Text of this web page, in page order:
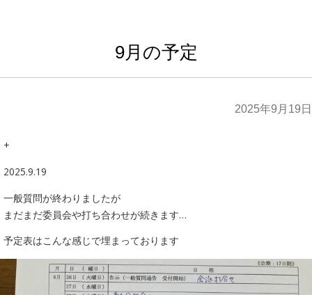
9月の予定
2025年9月19日
+
2025.9.19
一般質問が終わりましたが
まだまだ委員会や打ち合わせが続きます…
予定表はこんな感じで埋まっております